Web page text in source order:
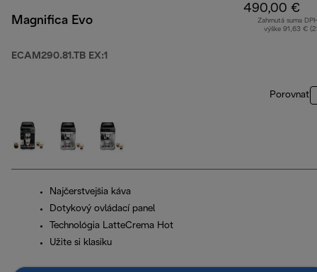
Magnifica Evo
ECAM290.81.TB EX:1
490,00 €
Zahrnutá suma
výške 91,63 €
Porovnať
Najčerstvejšia káva
Dotykový ovládací panel
Technológia LatteCrema Hot
Užite si klasiku